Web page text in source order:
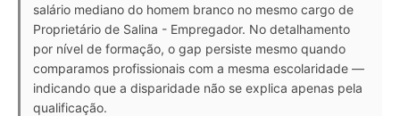
salário mediano do homem branco no mesmo cargo de
Proprietário de Salina - Empregador. No detalhamento
por nível de formação, o gap persiste mesmo quando
comparamos profissionais com a mesma escolaridade —
indicando que a disparidade não se explica apenas pela
qualificação.